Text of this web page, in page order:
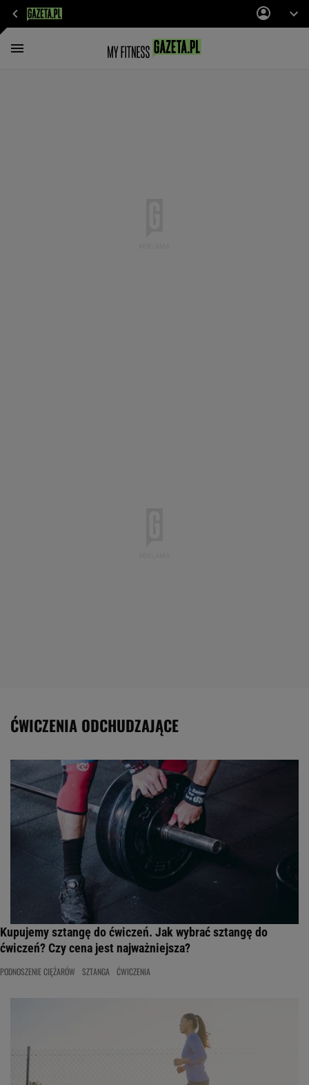
ĆWICZENIA ODCHUDZAJĄCE
Kupujemy sztangę do ćwiczeń. Jak wybrać sztangę do
ćwiczeń? Czy cena jest najważniejsza?
PODNOSZENIE CIĘŻARÓW SZTANGA ĆWICZENIA